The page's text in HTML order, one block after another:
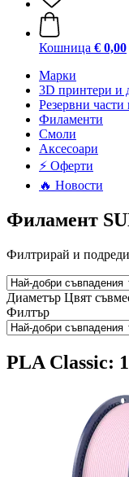
Кошница € 0,00
Mарки
3D принтери и
Резервни
Филаменти
Смоли
Аксесоари
⚡ Оферти
🔥 Новости
Филамент
Филтрирай и подреди
Диаметър Цвят
Филтър
PLA Classic: